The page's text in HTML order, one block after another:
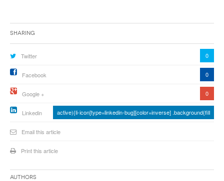
Sharing
Twitter 0
Facebook 0
Google + 0
Linkedin active){li-icon[type=linkedin-bug][color=inverse] .background{fill
Email this article
Print this article
Authors